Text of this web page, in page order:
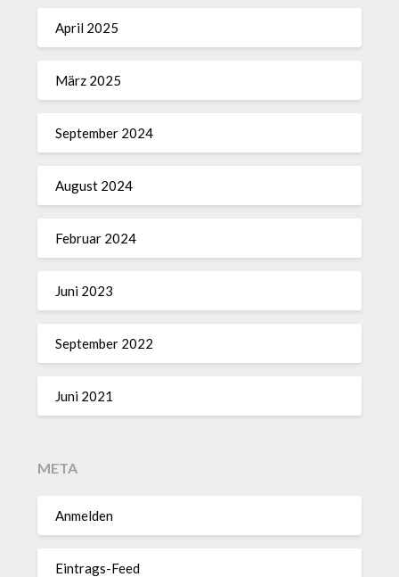
April 2025
März 2025
September 2024
August 2024
Februar 2024
Juni 2023
September 2022
Juni 2021
META
Anmelden
Eintrags-Feed